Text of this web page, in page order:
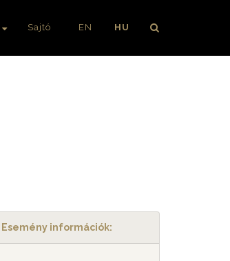
Sajtó EN HU
Esemény információk: